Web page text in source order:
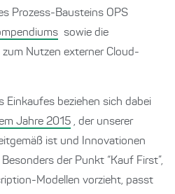
Prozess-Bausteins OPS
sowie die
Nutzen externer Cloud-
Einkaufes beziehen sich dabei
Jahre 2015 , der unserer
ist und Innovationen
der Punkt “Kauf First”,
Modellen vorzieht, passt